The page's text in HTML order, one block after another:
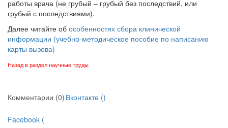
работы врача (не грубый – грубый без последствий, или
грубый с последствиями).
Далее читайте об особенностях сбора клинической
информации (учебно-методическое пособие по написанию
карты вызова)
Назад в раздел научные труды
Комментарии (0) Вконтакте ()
Facebook (